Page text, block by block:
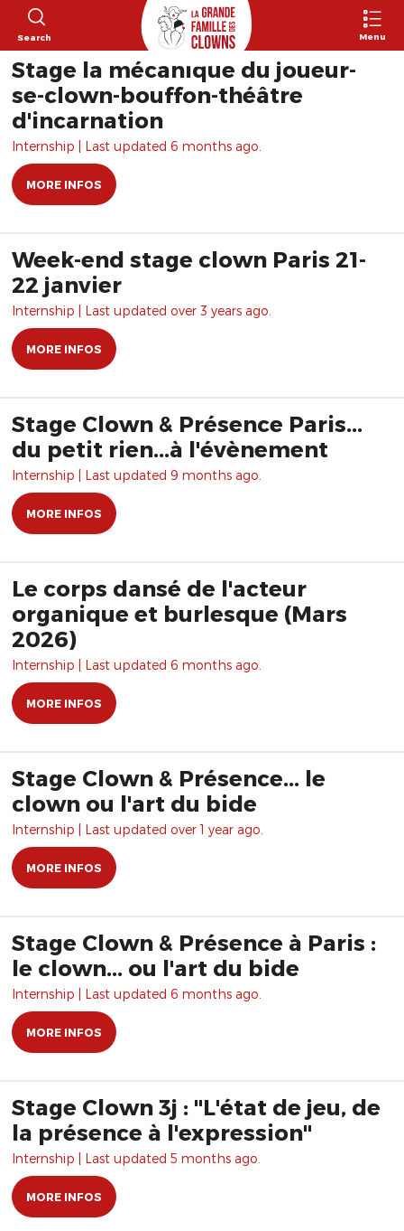
Search Menu
Stage la mécanique du joueur-
se-clown-bouffon-théâtre
d'incarnation
Internship | Last updated 6 months ago.
MORE INFOS
Week-end stage clown Paris 21-
22 janvier
Internship | Last updated over 3 years ago.
MORE INFOS
Stage Clown & Présence Paris...
du petit rien...à l'évènement
Internship | Last updated 9 months ago.
MORE INFOS
Le corps dansé de l'acteur
organique et burlesque (Mars
2026)
Internship | Last updated 6 months ago.
MORE INFOS
Stage Clown & Présence... le
clown ou l'art du bide
Internship | Last updated over 1 year ago.
MORE INFOS
Stage Clown & Présence à Paris :
le clown... ou l'art du bide
Internship | Last updated 6 months ago.
MORE INFOS
Stage Clown 3j : "L'état de jeu, de
la présence à l'expression"
Internship | Last updated 5 months ago.
MORE INFOS